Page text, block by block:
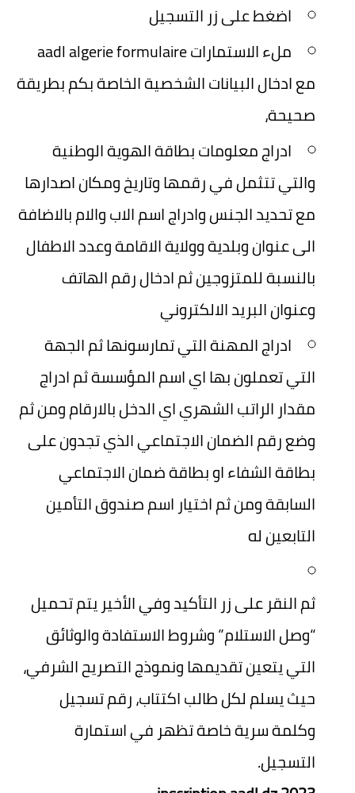
اضغط على زر التسجيل
ملء الاستمارات aadl algerie formulaire
مع ادخال البيانات الشخصية الخاصة بكم بطريقة
صحيحة،
ادراج معلومات بطاقة الهوية الوطنية
والتي تتثمل في رقمها وتاريخ ومكان اصدارها
مع تحديد الجنس وادراج اسم الاب والام بالاضافة
الى عنوان وبلدية وولاية الاقامة وعدد الاطفال
بالنسبة للمتزوجين ثم ادخال رقم الهاتف
وعنوان البريد الالكتروني
ادراج المهنة التي تمارسونها ثم الجهة
التي تعملون بها اي اسم المؤسسة ثم ادراج
مقدار الراتب الشهري اي الدخل بالارقام ومن ثم
وضع رقم الضمان الاجتماعي الذي تجدون على
بطاقة الشفاء او بطاقة ضمان الاجتماعي
السابقة ومن ثم اختيار اسم صندوق التأمين
التابعين له
ثم النقر على زر التأكيد وفي الأخير يتم تحميل
“وصل الاستلام” وشروط الاستفادة والوثائق
التي يتعين تقديمها ونموذج التصريح الشرفي،
حيث يسلم لكل طالب اكتتاب، رقم تسجيل
وكلمة سرية خاصة تظهر في استمارة
التسجيل.